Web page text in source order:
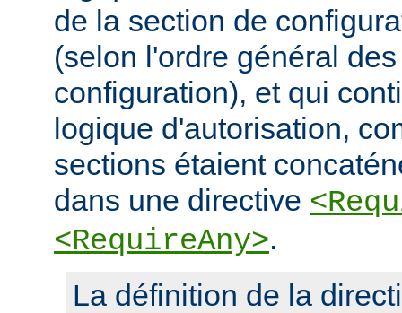
de la section de
(selon l'ordre général
configuration), et qui
logique d'autorisation,
sections étaient
dans une directive
<RequireAny>.
La définition de la